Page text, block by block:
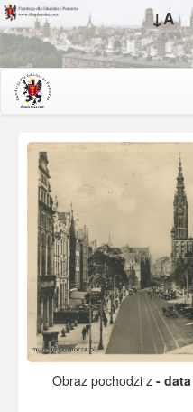
↓A
Obraz pochodzi z -